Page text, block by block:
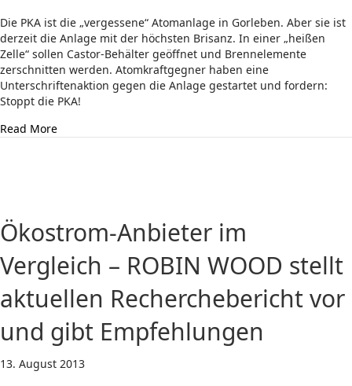
Die PKA ist die „vergessene“ Atomanlage in Gorleben. Aber sie ist
derzeit die Anlage mit der höchsten Brisanz. In einer „heißen
Zelle“ sollen Castor-Behälter geöffnet und Brennelemente
zerschnitten werden. Atomkraftgegner haben eine
Unterschriftenaktion gegen die Anlage gestartet und fordern:
Stoppt die PKA!
Read Moreabout Stoppt die PKA in Gorleben!
Ökostrom-Anbieter im
Vergleich – ROBIN WOOD stellt
aktuellen Recherchebericht vor
und gibt Empfehlungen
13. August 2013